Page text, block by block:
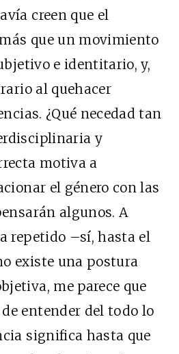
creen que el
que un movimiento
e identitario, y,
al quehacer
¿Qué necedad tan
y
motiva a
el género con las
algunos. A
repetido –sí, hasta el
existe una postura
me parece que
entender del todo lo
significa hasta que